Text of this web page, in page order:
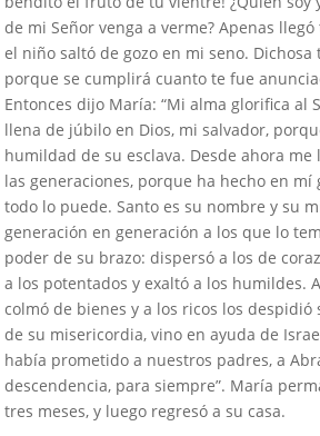
de mi Señor venga a verme? Apenas
el niño saltó de gozo en mi seno. Dichosa
porque se cumplirá cuanto te fue
Entonces dijo María: “Mi alma glorifica al
llena de júbilo en Dios, mi salvador,
humildad de su esclava. Desde ahora
las generaciones, porque ha hecho en mí
todo lo puede. Santo es su nombre y su
generación en generación a los que lo
poder de su brazo: dispersó a los de
a los potentados y exaltó a los humildes.
colmó de bienes y a los ricos los despidió
de su misericordia, vino en ayuda de
había prometido a nuestros padres, a
descendencia, para siempre”. María
tres meses, y luego regresó a su casa.